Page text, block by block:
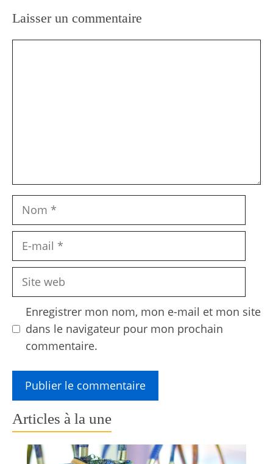
Laisser un commentaire
Nom
Site
Enregistrer mon nom, mon e-mail et mon site
dans le navigateur pour mon prochain
commentaire.
Articles à la une